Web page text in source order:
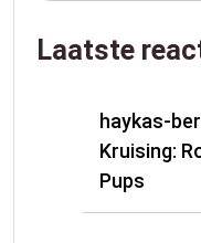
Laatste
haykas-
Kruising:
Pups